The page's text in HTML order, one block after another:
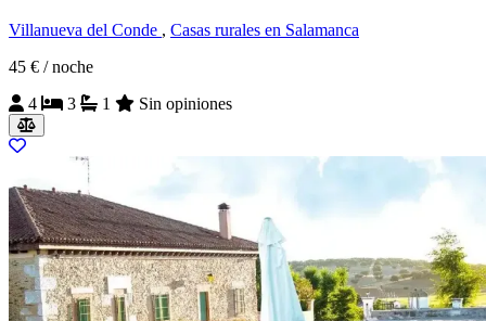
Villanueva del Conde , Casas rurales en Salamanca
45 € / noche
4
3 1 Sin opiniones